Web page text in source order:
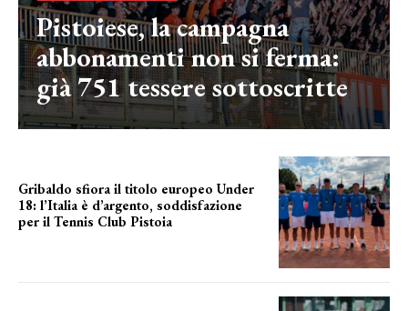
Pistoiese, la campagna
abbonamenti non si ferma:
già 751 tessere sottoscritte
Gribaldo sfiora il titolo europeo Under
18: l’Italia è d’argento, soddisfazione
per il Tennis Club Pistoia